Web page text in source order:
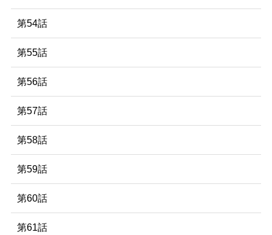
第54話
第55話
第56話
第57話
第58話
第59話
第60話
第61話